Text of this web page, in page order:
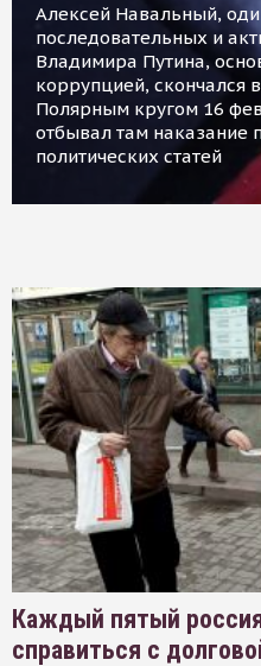
Алексей Навальный,
последовательных и
Владимира Путина,
коррупцией, скончался
Полярным кругом 16
отбывал там наказание
политических статей
Каждый пятый
справиться с